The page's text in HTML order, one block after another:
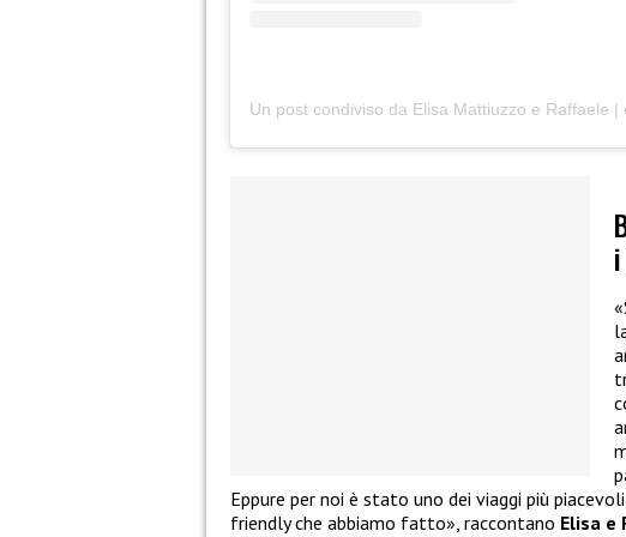
i
Eppure per noi è stato uno dei viaggi più
friendly che abbiamo fatto», raccontano Elisa e